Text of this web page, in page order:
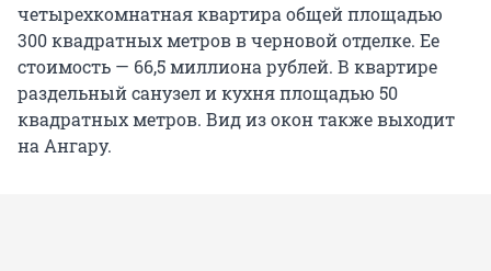
четырехкомнатная квартира общей площадью
300 квадратных метров в черновой отделке. Ее
стоимость — 66,5 миллиона рублей. В квартире
раздельный санузел и кухня площадью 50
квадратных метров. Вид из окон также выходит
на Ангару.